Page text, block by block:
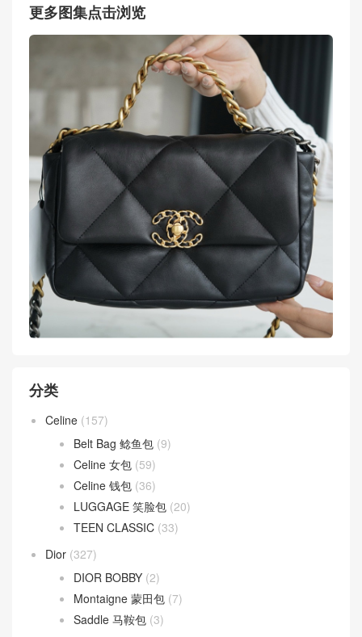
更多图集点击浏览
分类
Celine (157)
Belt Bag 鲶鱼包 (9)
Celine 女包 (59)
Celine 钱包 (36)
LUGGAGE 笑脸包 (20)
TEEN CLASSIC (33)
Dior (327)
DIOR BOBBY (2)
Montaigne 蒙田包 (7)
Saddle 马鞍包 (3)